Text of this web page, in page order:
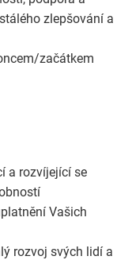
zlepšování a
začátkem
a rozvíjející se
Vašich
rozvoj svých lidí a